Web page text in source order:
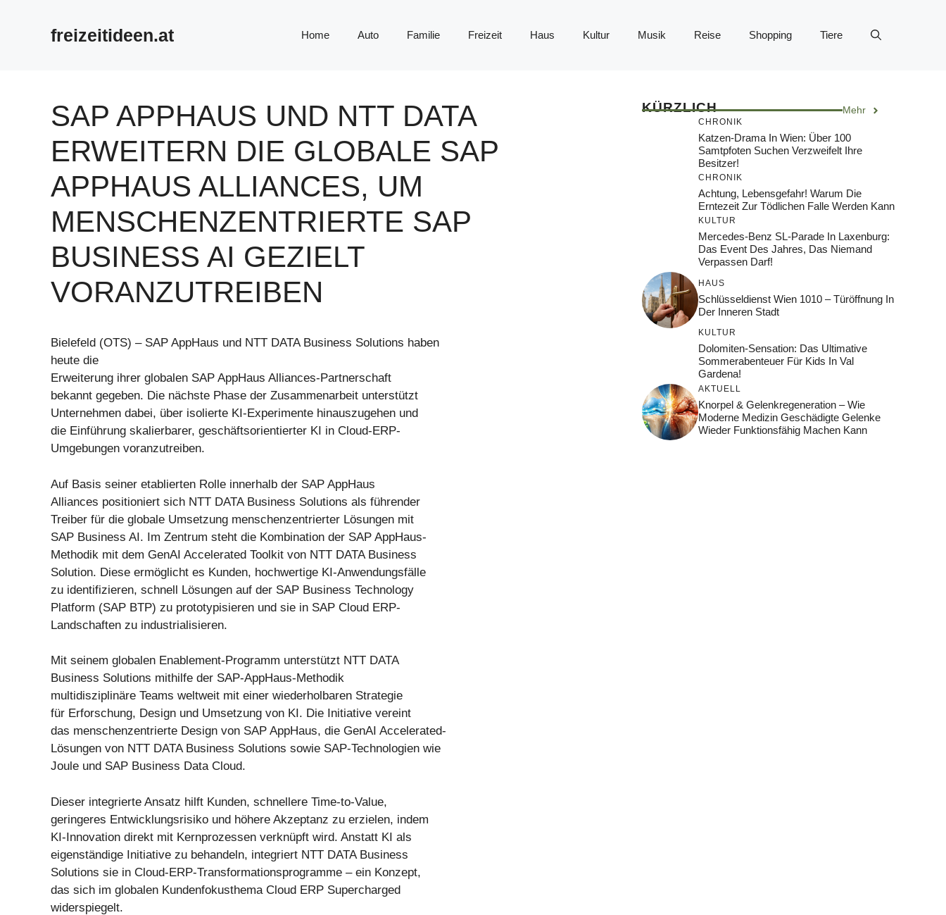
freizeitideen.at Home Auto Familie Freizeit Haus Kultur Musik Reise Shopping Tiere
SAP APPHAUS UND NTT DATA
ERWEITERN DIE GLOBALE SAP
APPHAUS ALLIANCES, UM
MENSCHENZENTRIERTE SAP
BUSINESS AI GEZIELT
VORANZUTREIBEN
Bielefeld (OTS) – SAP AppHaus und NTT DATA Business Solutions haben
heute die
Erweiterung ihrer globalen SAP AppHaus Alliances-Partnerschaft
bekannt gegeben. Die nächste Phase der Zusammenarbeit unterstützt
Unternehmen dabei, über isolierte KI-Experimente hinauszugehen und
die Einführung skalierbarer, geschäftsorientierter KI in Cloud-ERP-
Umgebungen voranzutreiben.
Auf Basis seiner etablierten Rolle innerhalb der SAP AppHaus
Alliances positioniert sich NTT DATA Business Solutions als führender
Treiber für die globale Umsetzung menschenzentrierter Lösungen mit
SAP Business AI. Im Zentrum steht die Kombination der SAP AppHaus-
Methodik mit dem GenAI Accelerated Toolkit von NTT DATA Business
Solution. Diese ermöglicht es Kunden, hochwertige KI-Anwendungsfälle
zu identifizieren, schnell Lösungen auf der SAP Business Technology
Platform (SAP BTP) zu prototypisieren und sie in SAP Cloud ERP-
Landschaften zu industrialisieren.
Mit seinem globalen Enablement-Programm unterstützt NTT DATA
Business Solutions mithilfe der SAP-AppHaus-Methodik
multidisziplinäre Teams weltweit mit einer wiederholbaren Strategie
für Erforschung, Design und Umsetzung von KI. Die Initiative vereint
das menschenzentrierte Design von SAP AppHaus, die GenAI Accelerated-
Lösungen von NTT DATA Business Solutions sowie SAP-Technologien wie
Joule und SAP Business Data Cloud.
Dieser integrierte Ansatz hilft Kunden, schnellere Time-to-Value,
geringeres Entwicklungsrisiko und höhere Akzeptanz zu erzielen, indem
KI-Innovation direkt mit Kernprozessen verknüpft wird. Anstatt KI als
eigenständige Initiative zu behandeln, integriert NTT DATA Business
Solutions sie in Cloud-ERP-Transformationsprogramme – ein Konzept,
das sich im globalen Kundenfokusthema Cloud ERP Supercharged
widerspiegelt.
KÜRZLICH Mehr
CHRONIK
Katzen-Drama In Wien: Über 100
Samtpfoten Suchen Verzweifelt Ihre
Besitzer!
CHRONIK
Achtung, Lebensgefahr! Warum Die
Erntezeit Zur Tödlichen Falle Werden Kann
KULTUR
Mercedes-Benz SL-Parade In Laxenburg:
Das Event Des Jahres, Das Niemand
Verpassen Darf!
HAUS
Schlüsseldienst Wien 1010 – Türöffnung In
Der Inneren Stadt
KULTUR
Dolomiten-Sensation: Das Ultimative
Sommerabenteuer Für Kids In Val
Gardena!
AKTUELL
Knorpel & Gelenkregeneration – Wie
Moderne Medizin Geschädigte Gelenke
Wieder Funktionsfähig Machen Kann